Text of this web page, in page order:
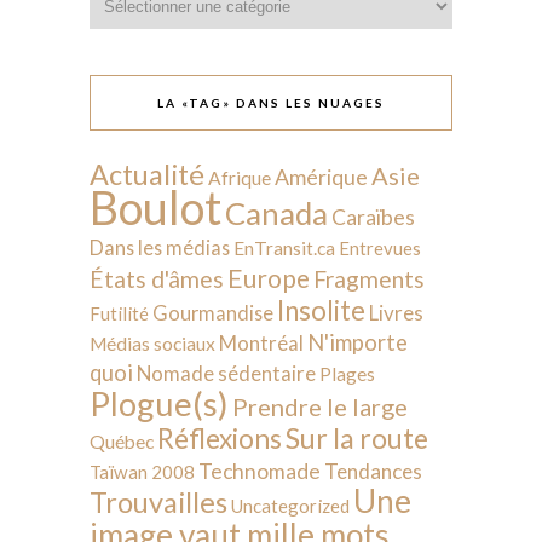
LA «TAG» DANS LES NUAGES
Actualité AfriqueAmérique Asie
BoulotCanada Caraïbes
Dans les médias EnTransit.ca Entrevues
États d'âmes Europe Fragments
Futilité Gourmandise Insolite Livres
Médias sociaux Montréal N'importe
quoi Nomade sédentaire Plages
Plogue(s) Prendre le large
Québec RéflexionsSur la route
Taïwan 2008 Technomade Tendances
Trouvailles Uncategorized Une